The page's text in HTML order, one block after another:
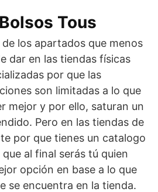
Tous
los apartados que menos
dar en las tiendas físicas
por que las
son limitadas a lo que
mejor y por ello, saturan un
Pero en las tiendas de
por que tienes un catalogo
al final serás tú quien
opción en base a lo que
se encuentra en la tienda.